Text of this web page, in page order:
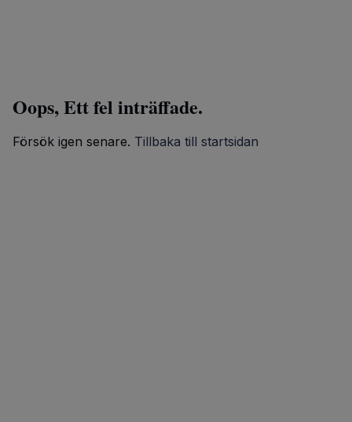
Oops, Ett fel inträffade.
Försök igen senare. Tillbaka till startsidan